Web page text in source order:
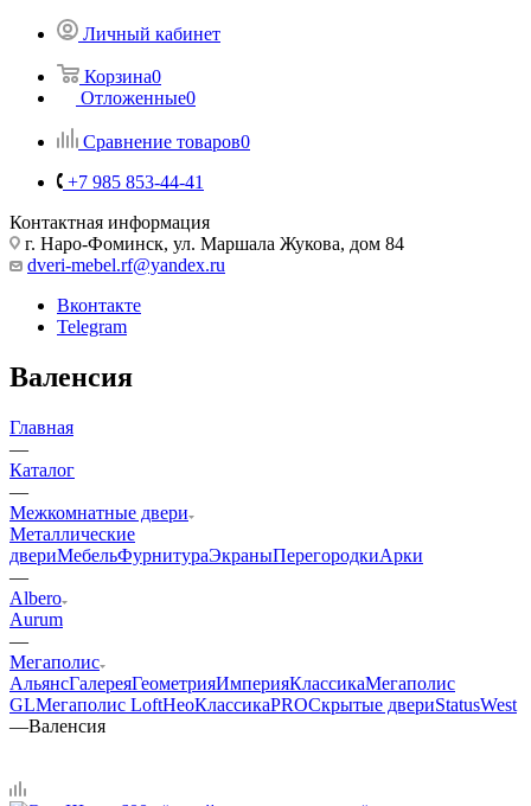
Личный кабинет
Корзина0
Отложенные0
Сравнение товаров0
+7 985 853-44-41
Контактная информация
г. Наро-Фоминск, ул. Маршала Жукова, дом 84
dveri-mebel.rf@yandex.ru
Вконтакте
Telegram
Валенсия
Главная
—
Каталог
—
Межкомнатные двери
Металлические
двериМебельФурнитураЭкраныПерегородкиАрки
—
Albero
Aurum
—
Мегаполис
АльянсГалереяГеометрияИмперияКлассикаМегаполис
GLМегаполис LoftНеоКлассикаPROСкрытые двериStatusWest
—Валенсия